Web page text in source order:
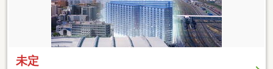
未定